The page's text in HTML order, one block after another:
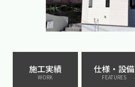
施工実績
WORK
仕様・設備
FEATURES